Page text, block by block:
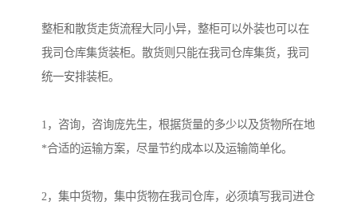
整柜和散货走货流程大同小异，整柜可以外装也可以在
我司仓库集货装柜。散货则只能在我司仓库集货，我司
统一安排装柜。
1，咨询，咨询庞先生，根据货量的多少以及货物所在地
*合适的运输方案，尽量节约成本以及运输简单化。
2，集中货物，集中货物在我司仓库，必须填写我司进仓